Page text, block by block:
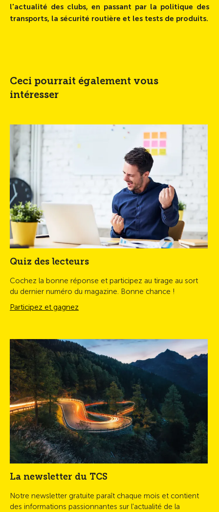
l'actualité des clubs, en passant par la politique des
transports, la sécurité routière et les tests de produits.
Ceci pourrait également vous
intéresser
Quiz des lecteurs
Cochez la bonne réponse et participez au tirage au sort
du dernier numéro du magazine. Bonne chance !
Participez et gagnez
La newsletter du TCS
Notre newsletter gratuite paraît chaque mois et contient
des informations passionnantes sur l'actualité de la